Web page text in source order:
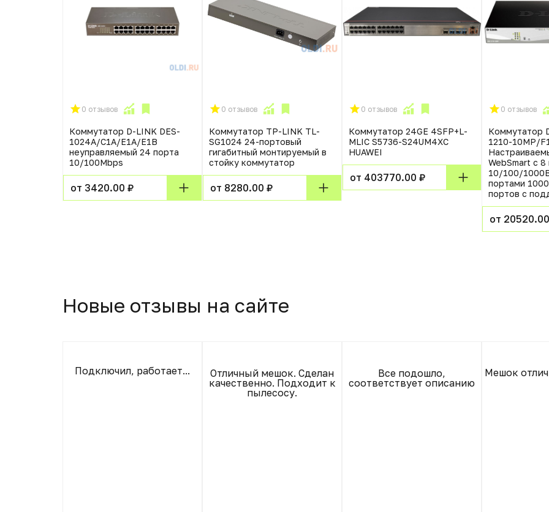
0 отзывов
Коммутатор D-LINK DES-
1024A/C1A/E1A/Е1В
неуправляемый 24 порта
10/100Mbps
от 3420.00 ₽
0 отзывов
Коммутатор TP-LINK TL-
SG1024 24-портовый
гигабитный монтируемый в
стойку коммутатор
от 8280.00 ₽
0 отзывов
Коммутатор 24GE 4SFP+L-
MLIC S5736-S24UM4XC
HUAWEI
от 403770.00 ₽
0 отзывов
Коммутатор
1210-10MP/
WebSmart с 8
10/100/
портами
портов с
от
Новые отзывы на сайте
Подключил, работает...
Отличный мешок. Сделан
качественно. Подходит к
пылесосу.
Все подошло,
соответствует описанию
Мешок